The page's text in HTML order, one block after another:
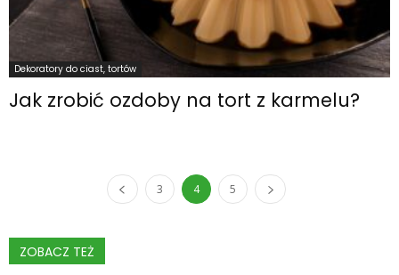
Dekoratory do ciast, tortów
Jak zrobić ozdoby na tort z karmelu?
3 4 5
ZOBACZ TEŻ